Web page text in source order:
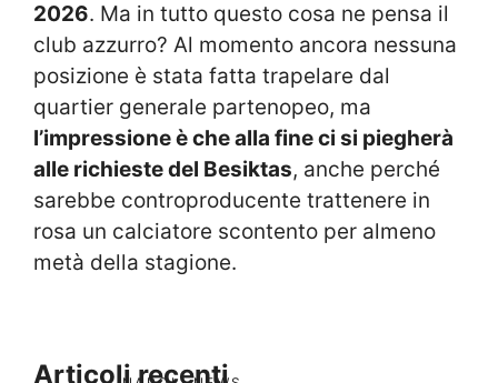
2026. Ma in tutto questo cosa ne pensa il
club azzurro? Al momento ancora nessuna
posizione è stata fatta trapelare dal
quartier generale partenopeo, ma
l’impressione è che alla fine ci si piegherà
alle richieste del Besiktas, anche perché
sarebbe controproducente trattenere in
rosa un calciatore scontento per almeno
metà della stagione.
Articoli recenti